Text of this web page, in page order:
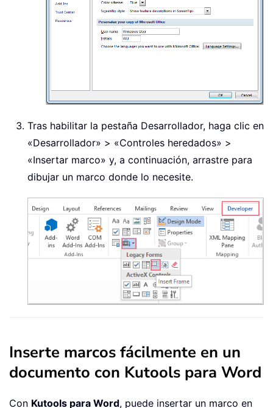
Tras habilitar la pestaña Desarrollador, haga clic en
«Desarrollador» > «Controles heredados» >
«Insertar marco» y, a continuación, arrastre para
dibujar un marco donde lo necesite.
Inserte marcos fácilmente en un
documento con Kutools para Word
Con Kutools para Word, puede insertar un marco en